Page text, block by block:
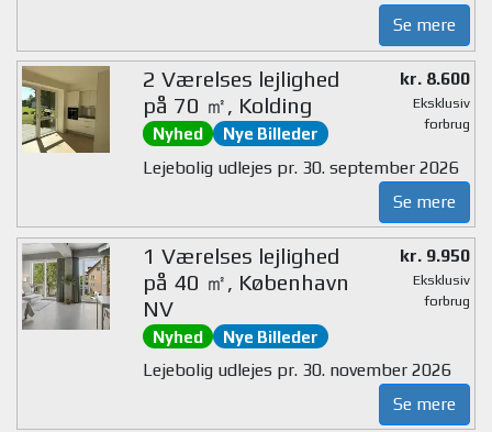
Se mere
2 Værelses lejlighed
på 70 ㎡, Kolding
Nyhed Nye Billeder
kr. 8.600
Eksklusiv
forbrug
Lejebolig udlejes pr. 30. september 2026
Se mere
1 Værelses lejlighed
på 40 ㎡, København
NV
Nyhed Nye Billeder
kr. 9.950
Eksklusiv
forbrug
Lejebolig udlejes pr. 30. november 2026
Se mere